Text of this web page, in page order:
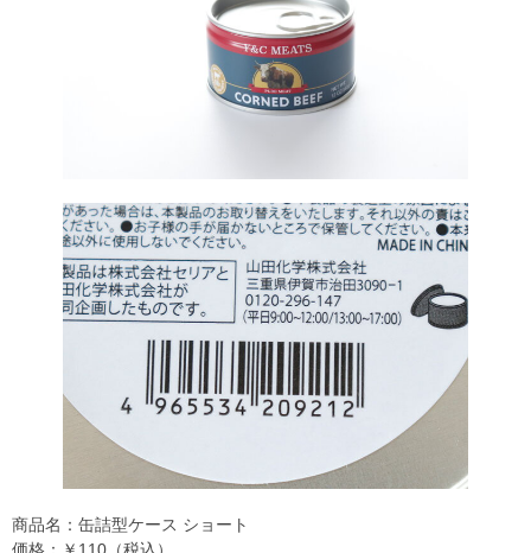
商品名：缶詰型ケース ショート